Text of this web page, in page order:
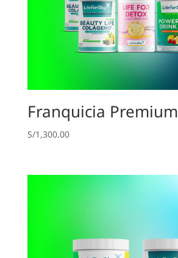
Franquicia Premium
S/1,300.00